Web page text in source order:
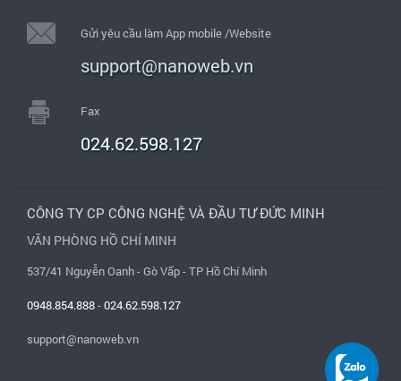
Gửi yêu cầu làm App mobile /Website
support@nanoweb.vn
Fax
024.62.598.127
CÔNG TY CP CÔNG NGHỆ VÀ ĐẦU TƯ ĐỨC MINH
VĂN PHÒNG HỒ CHÍ MINH
537/41 Nguyễn Oanh - Gò Vấp - TP Hồ Chí Minh
0948.854.888-024.62.598.127
support@nanoweb.vn